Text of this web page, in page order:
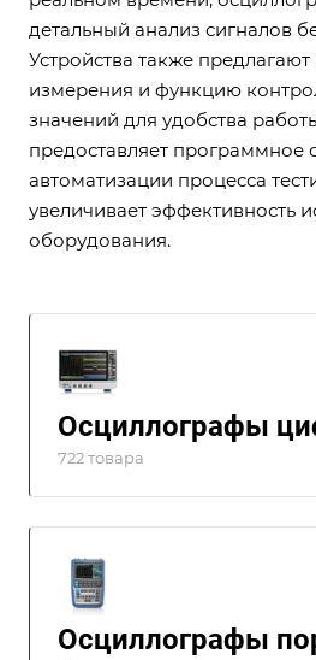
детальный анализ сигналов
Устройства также
измерения и функцию
значений для удобства
предоставляет программное
автоматизации процесса
увеличивает эффективность
оборудования.
Осциллографы
722 товара
Осциллографы